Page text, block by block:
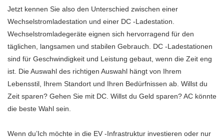
Jetzt kennen Sie also den Unterschied zwischen einer
Wechselstromladestation und einer DC -Ladestation.
Wechselstromladegeräte eignen sich hervorragend für den
täglichen, langsamen und stabilen Gebrauch. DC -Ladestationen
sind für Geschwindigkeit und Leistung gebaut, wenn die Zeit eng
ist. Die Auswahl des richtigen Auswahl hängt von Ihrem
Lebensstil, Ihrem Standort und Ihren Bedürfnissen ab. Willst du
Zeit sparen? Gehen Sie mit DC. Willst du Geld sparen? AC könnte
die beste Wahl sein.
Wenn du’Ich möchte in die EV -Infrastruktur investieren oder nur